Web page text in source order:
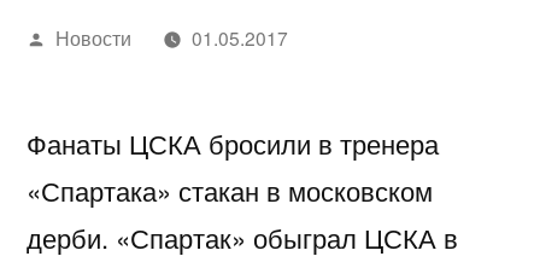
Написано
Новости 01.05.2017
Фанаты ЦСКА бросили в тренера
«Спартака» стакан в московском
дерби. «Спартак» обыграл ЦСКА в